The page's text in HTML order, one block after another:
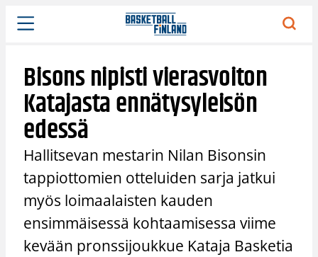
Siirry
sisältöön
Bisons nipisti vierasvoiton
Katajasta ennätysyleisön
edessä
Hallitsevan mestarin Nilan Bisonsin
tappiottomien otteluiden sarja jatkui
myös loimaalaisten kauden
ensimmäisessä kohtaamisessa viime
kevään pronssijoukkue Kataja Basketia